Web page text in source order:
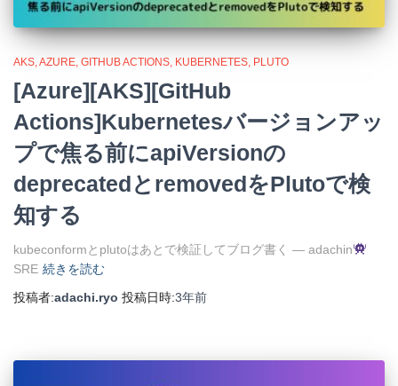
AKS AZURE GITHUB ACTIONS KUBERNETES PLUTO
[Azure][AKS][GitHub
Actions]Kubernetesバージョンアッ
プで焦る前にapiVersionの
deprecatedとremovedをPlutoで検
知する
kubeconformとplutoはあとで検証してブログ書く — adachin
SRE 続きを読む
投稿者:adachi.ryo 投稿日時:3年前